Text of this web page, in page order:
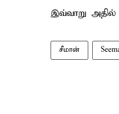
இவ்வாறு அதில்
சீமான்